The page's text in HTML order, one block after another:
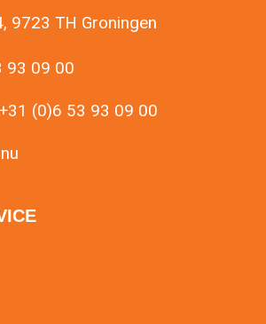
9723 TH Groningen
93 09 00
(0)6 53 93 09 00